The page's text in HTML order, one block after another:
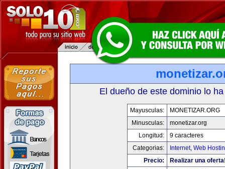
El dueño de este dominio lo
Mayusculas:
MONETIZAR.ORG
Minusculas:
monetizar.org
Longitud:
9 caracteres
Categorias:
Internet, Web
Precio:
Realizar una